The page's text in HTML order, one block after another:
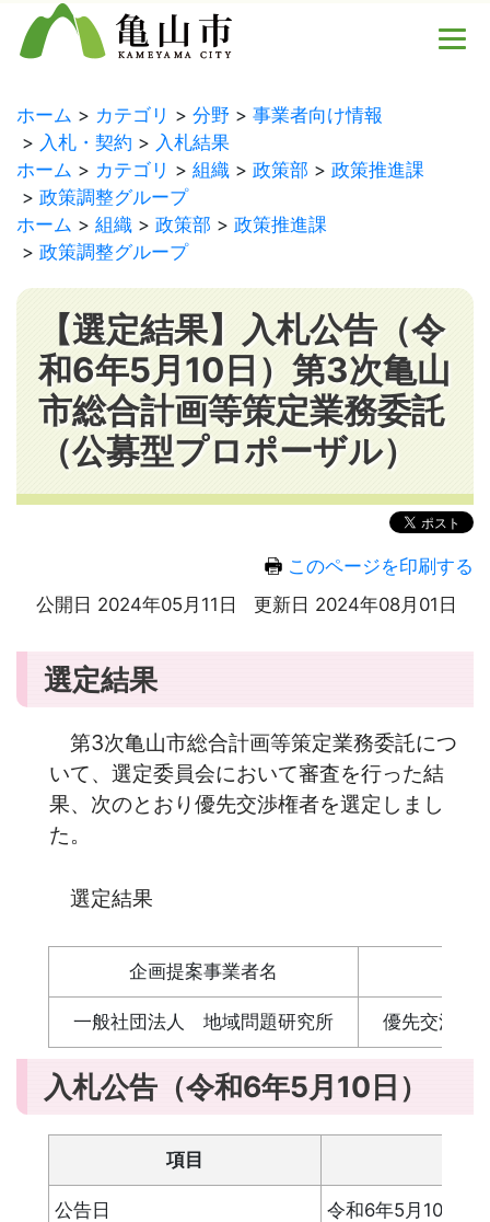
ホーム カテゴリ 分野
事業者向け情報
入札・契約
入札結果
ホーム
カテゴリ 組織 政策部
政策推進課
政策調整グループ
ホーム
組織 政策部
政策推進課
政策調整グループ
【選定結果】入札公告（令
和6年5月10日）第3次亀山
市総合計画等策定業務委託
（公募型プロポーザル）
このページを印刷する
公開日 2024年05月11日
更新日 2024年08月01日
選定結果
第3次亀山市総合計画等策定業務委託につ
いて、選定委員会において審査を行った結
果、次のとおり優先交渉権者を選定しまし
た。
選定結果
企画提案事業者名
一般社団法人 地域問題研究所 優先交渉
入札公告（令和6年5月10日）
項目
公告日 令和6年5月10日（